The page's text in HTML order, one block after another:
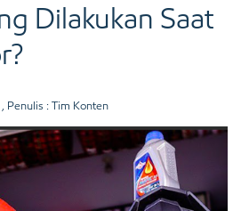
Dilakukan Saat
, Penulis : Tim Konten